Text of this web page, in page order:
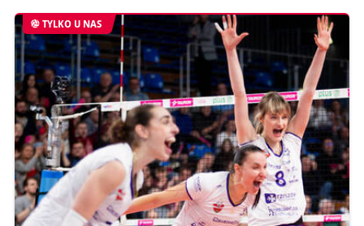
TYLKO U NAS